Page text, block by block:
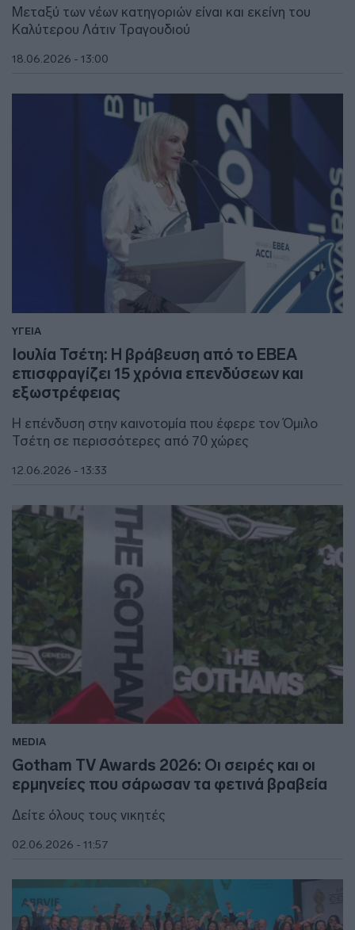
Μεταξύ των νέων κατηγοριών είναι και εκείνη του
Καλύτερου Λάτιν Τραγουδιού
18.06.2026 - 13:00
ΥΓΕΙΑ
Ιουλία Τσέτη: Η βράβευση από το ΕΒΕΑ
επισφραγίζει 15 χρόνια επενδύσεων και
εξωστρέφειας
Η επένδυση στην καινοτομία που έφερε τον Όμιλο
Τσέτη σε περισσότερες από 70 χώρες
12.06.2026 - 13:33
MEDIA
Gotham TV Awards 2026: Οι σειρές και οι
ερμηνείες που σάρωσαν τα φετινά βραβεία
Δείτε όλους τους νικητές
02.06.2026 - 11:57